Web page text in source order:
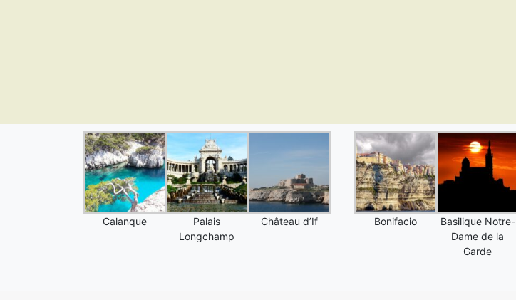
Calanque
Palais
Longchamp
Château d’If Bonifacio
Basilique Notre-
Dame de la
Garde